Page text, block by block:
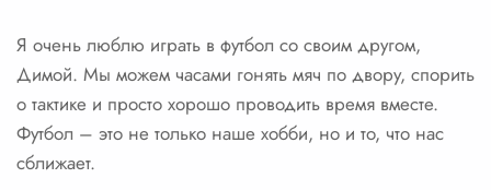
Я очень люблю играть в футбол со своим другом,
Димой. Мы можем часами гонять мяч по двору, спорить
о тактике и просто хорошо проводить время вместе.
Футбол – это не только наше хобби, но и то, что нас
сближает.